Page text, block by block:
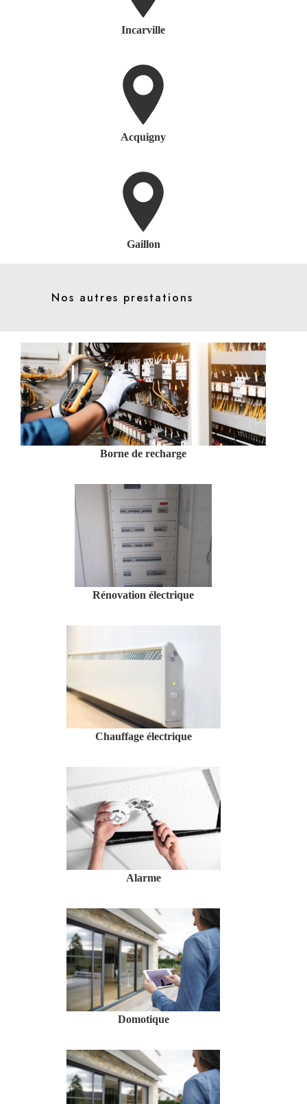
Incarville
Acquigny
Gaillon
Nos autres prestations
Borne de recharge
Rénovation électrique
Chauffage électrique
Alarme
Domotique